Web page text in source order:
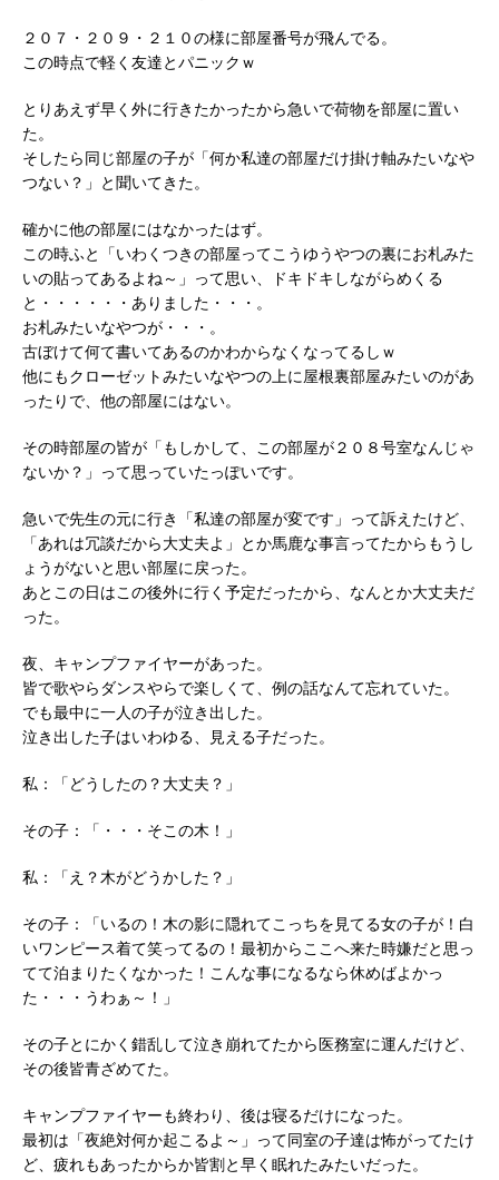
２０７・２０９・２１０の様に部屋番号が飛んでる。
この時点で軽く友達とパニックｗ
とりあえず早く外に行きたかったから急いで荷物を部屋に置い
た。
そしたら同じ部屋の子が「何か私達の部屋だけ掛け軸みたいなや
つない？」と聞いてきた。
確かに他の部屋にはなかったはず。
この時ふと「いわくつきの部屋ってこうゆうやつの裏にお札みた
いの貼ってあるよね～」って思い、ドキドキしながらめくる
と・・・・・・ありました・・・。
お札みたいなやつが・・・。
古ぼけて何て書いてあるのかわからなくなってるしｗ
他にもクローゼットみたいなやつの上に屋根裏部屋みたいのがあ
ったりで、他の部屋にはない。
その時部屋の皆が「もしかして、この部屋が２０８号室なんじゃ
ないか？」って思っていたっぽいです。
急いで先生の元に行き「私達の部屋が変です」って訴えたけど、
「あれは冗談だから大丈夫よ」とか馬鹿な事言ってたからもうし
ょうがないと思い部屋に戻った。
あとこの日はこの後外に行く予定だったから、なんとか大丈夫だ
った。
夜、キャンプファイヤーがあった。
皆で歌やらダンスやらで楽しくて、例の話なんて忘れていた。
でも最中に一人の子が泣き出した。
泣き出した子はいわゆる、見える子だった。
私：「どうしたの？大丈夫？」
その子：「・・・そこの木！」
私：「え？木がどうかした？」
その子：「いるの！木の影に隠れてこっちを見てる女の子が！白
いワンピース着て笑ってるの！最初からここへ来た時嫌だと思っ
てて泊まりたくなかった！こんな事になるなら休めばよかっ
た・・・うわぁ～！」
その子とにかく錯乱して泣き崩れてたから医務室に運んだけど、
その後皆青ざめてた。
キャンプファイヤーも終わり、後は寝るだけになった。
最初は「夜絶対何か起こるよ～」って同室の子達は怖がってたけ
ど、疲れもあったからか皆割と早く眠れたみたいだった。